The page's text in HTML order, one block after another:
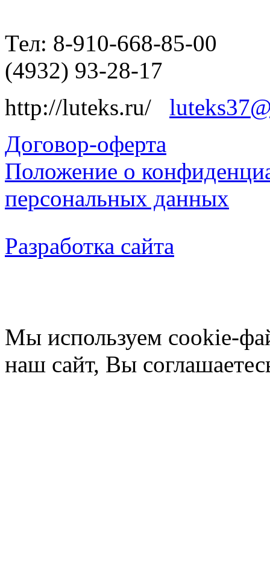
Тел: 8-910-668-85-00
(4932) 93-28-17
http://luteks.ru/
Договор-оферта
Положение о
персональных данных
Разработка сайта
Мы используем cookie-
наш сайт, Вы